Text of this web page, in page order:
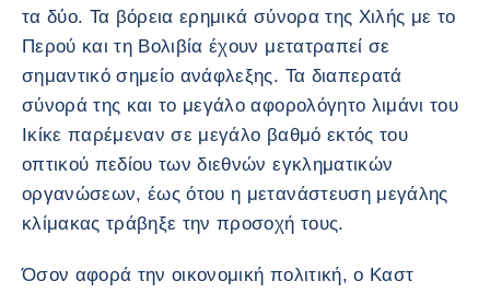
τα δύο. Τα βόρεια ερημικά σύνορα της Χιλής με το
Περού και τη Βολιβία έχουν μετατραπεί σε
σημαντικό σημείο ανάφλεξης. Τα διαπερατά
σύνορά της και το μεγάλο αφορολόγητο λιμάνι του
Ικίκε παρέμεναν σε μεγάλο βαθμό εκτός του
οπτικού πεδίου των διεθνών εγκληματικών
οργανώσεων, έως ότου η μετανάστευση μεγάλης
κλίμακας τράβηξε την προσοχή τους.
Όσον αφορά την οικονομική πολιτική, ο Καστ